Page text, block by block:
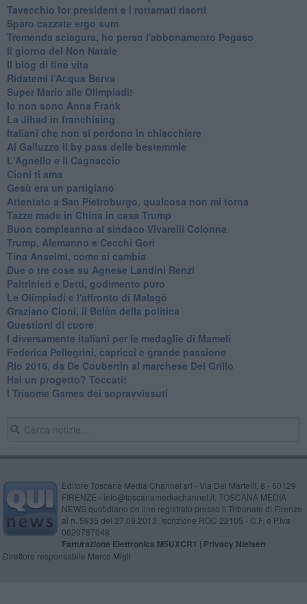
Tavecchio for president e i rottamati risorti
Sparo cazzate ergo sum
Tremenda sciagura, ho perso l'abbonamento Pegaso
Il giorno del Non Natale
Il blog di fine vita
​Ridatemi l’Acqua Berva
Super Mario alle Olimpiadi!
Io non sono Anna Frank
​La Jihad in franchising
Italiani che non si perdono in chiacchiere
Al Galluzzo il by pass delle bestemmie
L'Agnello e il Cagnaccio
Cioni ti ama
​Gesù era un partigiano
Attentato a San Pietroburgo, qualcosa non mi torna
Tazze made in China in casa Trump
Buon compleanno al sindaco Vivarelli Colonna
Trump, Alemanno e Cecchi Gori
Tina Anselmi, come si cambia
Due o tre cose su Agnese Landini Renzi
Paltrinieri e Detti, godimento puro
Le Olimpiadi e l'affronto di Malagò
Graziano Cioni, il Belèn della politica
Questioni di cuore
I diversamente italiani per le medaglie di Mameli
Federica Pellegrini, capricci e grande passione
RIo 2016, da De Coubertin al marchese Del Grillo
​Hai un progetto? Toccati!
​I Trisome Games dei sopravvissuti
Editore Toscana Media Channel srl - Via Dei Martelli, 8 - 50129
FIRENZE - info@toscanamediachannel.it. TOSCANA MEDIA
NEWS quotidiano on line registrato presso il Tribunale di Firenze
al n. 5935 del 27.09.2013. Iscrizione ROC 22105 - C.F. e P.Iva
0620787048
Fatturazione Elettronica M5UXCR1 | Privacy Nielsen
Direttore responsabile Marco Migli